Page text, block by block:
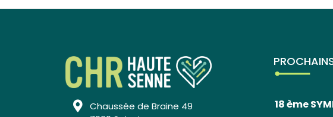
Chaussée de Braine 49
18 ème